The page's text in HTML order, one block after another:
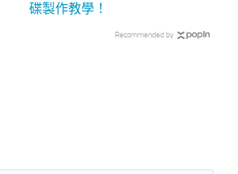
碟製作教學！
Recommended by